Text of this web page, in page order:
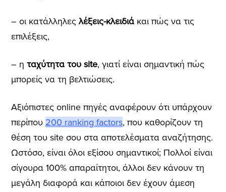
– οι κατάλληλεςλέξεις-κλειδιάκαι πώς να τις
επιλέξεις,
– η ταχύτητα του site, γιατί είναι σημαντική πώς
μπορείς να τη βελτιώσεις.
Αξιόπιστες online πηγές αναφέρουν ότι υπάρχουν
περίπου 200 ranking factors, που καθορίζουν τη
θέση του site σου στα αποτελέσματα αναζήτησης.
Ωστόσο, είναι όλοι εξίσου σημαντικοί; Πολλοί είναι
σίγουρα 100% απαραίτητοι, άλλοι δεν κάνουν τη
μεγάλη διαφορά και κάποιοι δεν έχουν άμεση